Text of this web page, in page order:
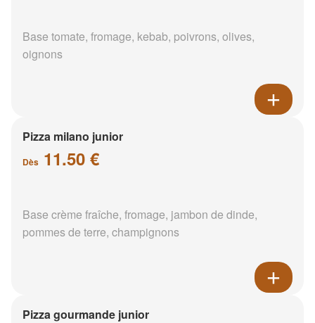
Base tomate, fromage, kebab, poivrons, olives,
oignons
Pizza milano junior
Dès 11.50 €
Base crème fraîche, fromage, jambon de dinde,
pommes de terre, champignons
Pizza gourmande junior